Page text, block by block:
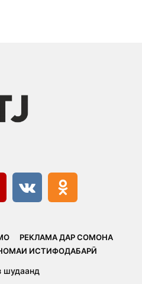
РЕКЛАМА ДАР СОМОНА
ИСТИФОДАБАРӢ
шудаанд